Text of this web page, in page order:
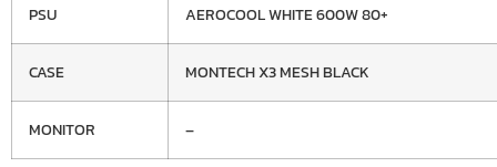
PSU AEROCOOL WHITE 600W 80+
CASE MONTECH X3 MESH BLACK
MONITOR –